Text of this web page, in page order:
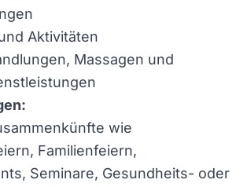
Aktivitäten
Massagen und
wie
Familienfeiern,
Seminare, Gesundheits- oder